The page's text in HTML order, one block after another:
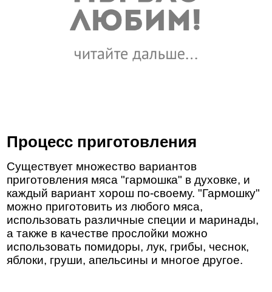
Процесс приготовления
Существует множество вариантов
приготовления мяса "гармошка" в духовке, и
каждый вариант хорош по-своему. "Гармошку"
можно приготовить из любого мяса,
использовать различные специи и маринады,
а также в качестве прослойки можно
использовать помидоры, лук, грибы, чеснок,
яблоки, груши, апельсины и многое другое.